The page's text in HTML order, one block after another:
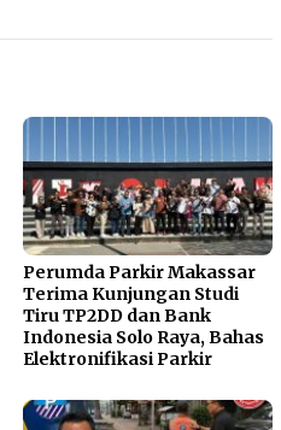
Perumda Parkir Makassar
Terima Kunjungan Studi
Tiru TP2DD dan Bank
Indonesia Solo Raya, Bahas
Elektronifikasi Parkir